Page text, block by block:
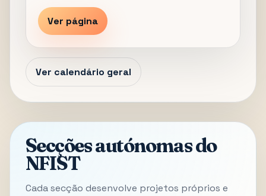
Ver página
Ver calendário geral
Secções autónomas do
NFIST
Cada secção desenvolve projetos próprios e